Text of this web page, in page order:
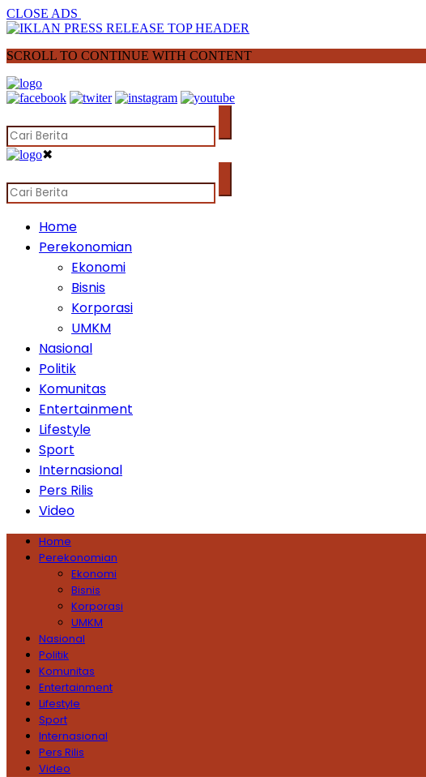
CLOSE ADS
SCROLL TO CONTINUE WITH CONTENT
✖
Home
Perekonomian
Ekonomi
Bisnis
Korporasi
UMKM
Nasional
Politik
Komunitas
Entertainment
Lifestyle
Sport
Internasional
Pers Rilis
Video
Home
Perekonomian
Ekonomi
Bisnis
Korporasi
UMKM
Nasional
Politik
Komunitas
Entertainment
Lifestyle
Sport
Internasional
Pers Rilis
Video